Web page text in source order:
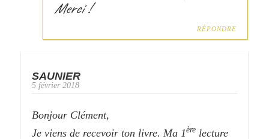
Merci !
RÉPONDRE
SAUNIER
5 février 2018
Bonjour Clément,
Je viens de recevoir ton livre. Ma 1ère lecture